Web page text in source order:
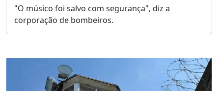
"O músico foi salvo com segurança", diz a
corporação de bombeiros.